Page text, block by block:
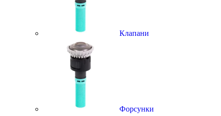
Клапани
Форсунки